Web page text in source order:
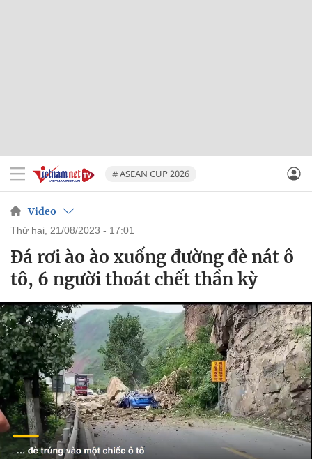
# ASEAN CUP 2026
Video
thứ hai, 21/08/2023 - 17:01
Đá rơi ào ào xuống đường đè nát ô
tô, 6 người thoát chết thần kỳ